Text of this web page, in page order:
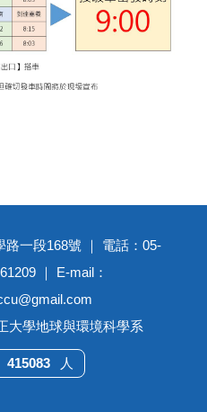
路一段168號 ｜ 電話：05-
｜ E-mail：
大學地球與環境科學系
415083